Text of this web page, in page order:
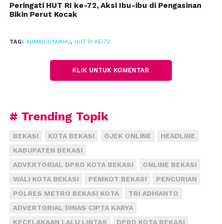
Kegiatan upacara kehormatan dan renungan suci itu
para pahlawan bangsa yang gugur di medan perang
Peringati HUT RI ke-72, Aksi Ibu-ibu di Pengasinan
Bikin Perut Kocak
TAG: AHMAD SYAIKHU, HUT RI KE-72
KLIK UNTUK KOMENTAR
# Trending Topik
BEKASI KOTA BEKASI OJEK ONLINE
HEADLINE
KABUPATEN BEKASI
ADVERTORIAL DPRD KOTA BEKASI
ONLINE BEKASI
WALI KOTA BEKASI
PEMKOT BEKASI
PENCURIAN
POLRES METRO BEKASI KOTA
TRI ADHIANTO
ADVERTORIAL DINAS CIPTA KARYA
KECELAKAAN LALU LINTAS
DPRD KOTA BEKASI